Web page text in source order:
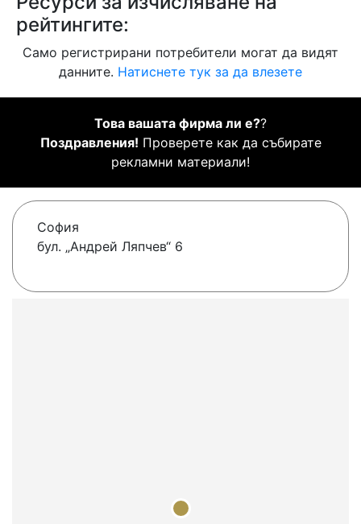
рейтингите:
Само регистрирани потребители могат да видят
данните. Натиснете тук за да влезете
Това вашата фирма ли е??
Поздравления! Проверете как да събирате
рекламни материали!
София
бул. „Андрей Ляпчев“ 6